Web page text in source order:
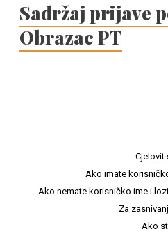
Sadržaj prijave
Obrazac PT
Cjelovit
Ako imate
Ako nemate korisničko ime i
Za
Ako